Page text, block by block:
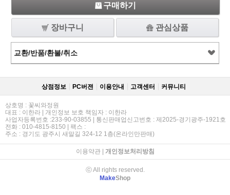
구매하기
장바구니 관심상품
교환/반품/환불/취소
상점정보 PC버젼 이용안내 고객센터 커뮤니티
상호명 : 꽃씨와정원
대표 : 이한라 | 개인정보 보호 책임자 : 이한라
사업자등록번호 :233-90-03855 | 통신판매업신고번호 : 제2025-경기광주-1921호
전화 : 010-4815-8150 | 팩스 :
주소 : 경기도 광주시 새말길 324-12 1층(온라인만판매)
이용약관| 개인정보처리방침
ⓒ All rights reserved.
MakeShop